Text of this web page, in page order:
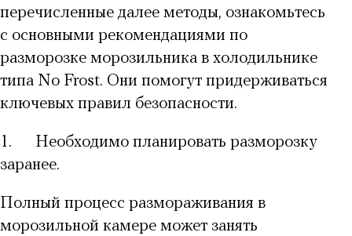
перечисленные далее методы, ознакомьтесь
с основными рекомендациями по
разморозке морозильника в холодильнике
типа No Frost. Они помогут придерживаться
ключевых правил безопасности.
1.
Необходимо планировать разморозку
заранее.
Полный процесс размораживания в
морозильной камере может занять